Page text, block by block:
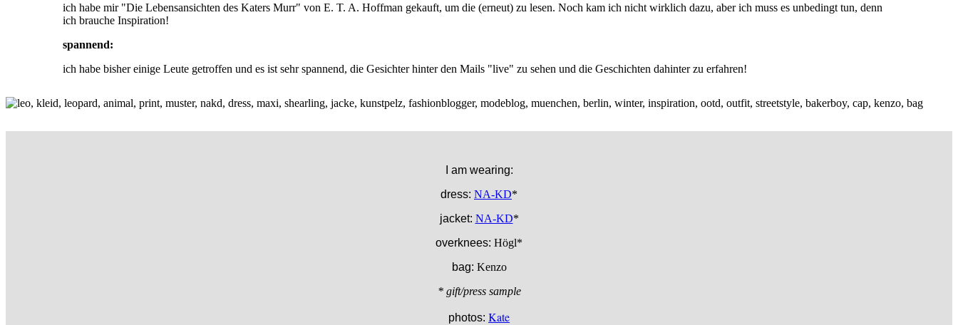
ich habe mir "Die Lebensansichten des Katers Murr" von E. T. A. Hoffman gekauft, um die (erneut) zu lesen. Noch kam ich nicht wirklich dazu, aber ich muss es unbedingt tun, denn
ich brauche Inspiration!
spannend:
ich habe bisher einige Leute getroffen und es ist sehr spannend, die Gesichter hinter den Mails "live" zu sehen und die Geschichten dahinter zu erfahren!
I am wearing:
dress: NA-KD*
jacket: NA-KD*
overknees: Högl*
bag: Kenzo
* gift/press sample
photos: Kate